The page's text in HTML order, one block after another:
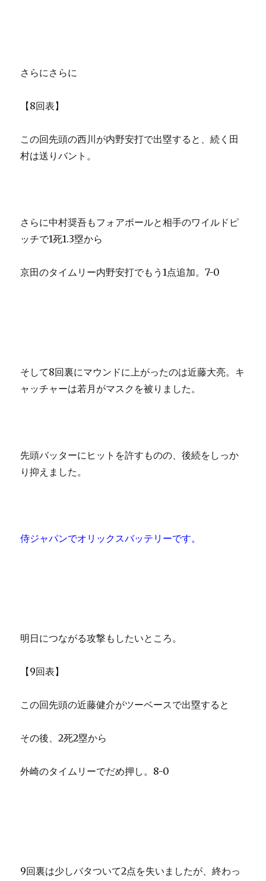
さらにさらに
【8回表】
この回先頭の西川が内野安打で出塁すると、続く田
村は送りバント。
さらに中村奨吾もフォアボールと相手のワイルドピ
ッチで1死1.3塁から
京田のタイムリー内野安打でもう1点追加。7-0
そして8回裏にマウンドに上がったのは近藤大亮。キ
ャッチャーは若月がマスクを被りました。
先頭バッターにヒットを許すものの、後続をしっか
り抑えました。
侍ジャパンでオリックスバッテリーです。
明日につながる攻撃もしたいところ。
【9回表】
この回先頭の近藤健介がツーベースで出塁すると
その後、2死2塁から
外崎のタイムリーでだめ押し。8-0
9回裏は少しバタついて2点を失いましたが、終わっ